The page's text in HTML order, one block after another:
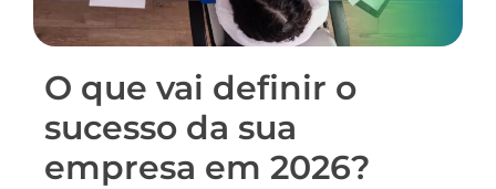
O que vai definir o
sucesso da sua
empresa em 2026?